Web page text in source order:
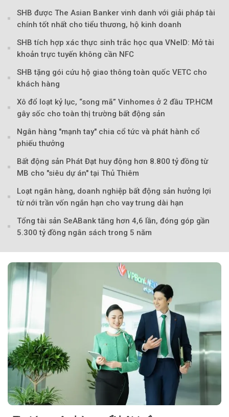
SHB được The Asian Banker vinh danh với giải pháp tài
chính tốt nhất cho tiểu thương, hộ kinh doanh
SHB tích hợp xác thực sinh trắc học qua VNeID: Mở tài
khoản trực tuyến không cần NFC
SHB tặng gói cứu hộ giao thông toàn quốc VETC cho
khách hàng
Xô đổ loạt kỷ lục, “song mã” Vinhomes ở 2 đầu TP.HCM
gây sốc cho toàn thị trường bất động sản
Ngân hàng "mạnh tay" chia cổ tức và phát hành cổ
phiếu thưởng
Bất động sản Phát Đạt huy động hơn 8.800 tỷ đồng từ
MB cho "siêu dự án" tại Thủ Thiêm
Loạt ngân hàng, doanh nghiệp bất động sản hưởng lợi
từ nới trần vốn ngắn hạn cho vay trung dài hạn
Tổng tài sản SeABank tăng hơn 4,6 lần, đóng góp gần
5.300 tỷ đồng ngân sách trong 5 năm